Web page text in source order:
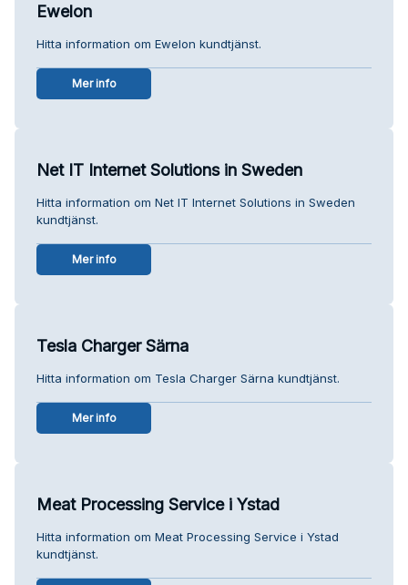
Ewelon
Hitta information om Ewelon kundtjänst.
Mer info
Net IT Internet Solutions in Sweden
Hitta information om Net IT Internet Solutions in Sweden
kundtjänst.
Mer info
Tesla Charger Särna
Hitta information om Tesla Charger Särna kundtjänst.
Mer info
Meat Processing Service i Ystad
Hitta information om Meat Processing Service i Ystad
kundtjänst.